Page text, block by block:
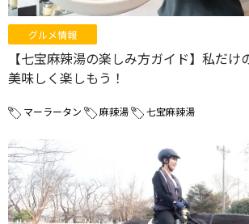
グルメ情報
【七宝麻辣湯の楽しみ方ガイド】私だけ
美味しく楽しもう！
マーラータン 麻辣湯 七宝麻辣湯